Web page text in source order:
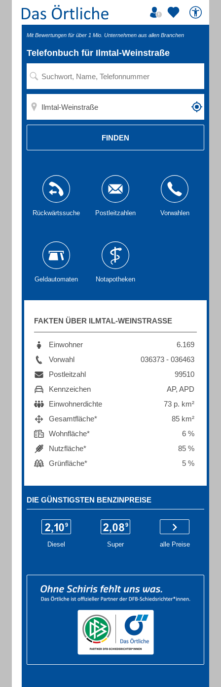
Mit Bewertungen für über 1 Mio. Unternehmen aus allen Branchen
Telefonbuch für Ilmtal-Weinstraße
FINDEN
Rückwärtssuche Postleitzahlen Vorwahlen
Geldautomaten Notapotheken
FAKTEN ÜBER ILMTAL-WEINSTRASSE
Einwohner
6.169
Vorwahl
036373 - 036463
Postleitzahl
99510
Kennzeichen
AP, APD
Einwohnerdichte
73 p. km²
Gesamtfläche*
85 km²
Wohnfläche*
6 %
Nutzfläche*
85 %
Grünfläche*
5 %
DIE GÜNSTIGSTEN BENZINPREISE
Diesel Super alle Preise